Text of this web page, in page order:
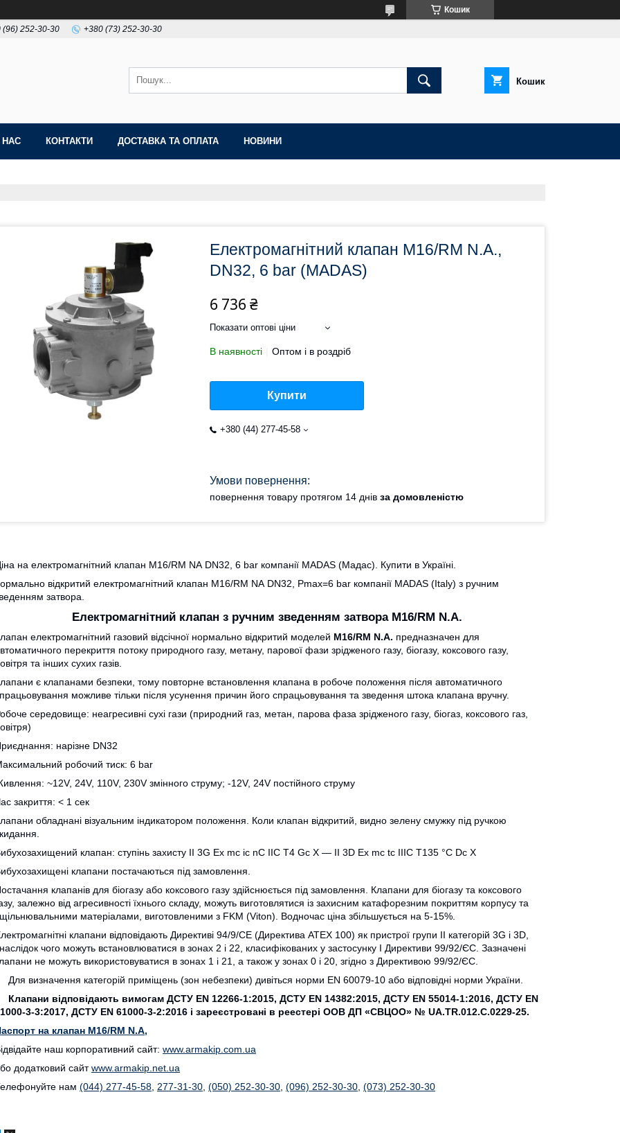
Кошик
(96) 252-30-30 +380 (73) 252-30-30
Кошик
НАС КОНТАКТИ ДОСТАВКА ТА ОПЛАТА НОВИНИ
Електромагнітний клапан M16/RM N.A.,
DN32, 6 bar (MADAS)
6 736 ₴
Показати оптові ціни
В наявності Оптом і в роздріб
Купити
+380 (44) 277-45-58
повернення товару протягом 14 днів за домовленістю
на електромагнітний клапан M16/RM NA DN32, 6 bar компанії MADAS (Мадас). Купити в Україні.
відкритий електромагнітний клапан M16/RM NA DN32, Pmax=6 bar компанії MADAS (Italy) з ручним
затвора.
Електромагнітний клапан з ручним зведенням затвора M16/RM N.A.
електромагнітний газовий відсічної нормально відкритий моделей M16/RM N.A. предназначен для
перекриття потоку природного газу, метану, парової фази зрідженого газу, біогазу, коксового газу,
та інших сухих газів.
є клапанами безпеки, тому повторне встановлення клапана в робоче положення після автоматичного
можливе тільки після усунення причин його спрацьовування та зведення штока клапана вручну.
середовище: неагресивні сухі гази (природний газ, метан, парова фаза зрідженого газу, біогаз, коксового газ,
нарізне DN32
робочий тиск: 6 bar
~12V, 24V, 110V, 230V змінного струму; -12V, 24V постійного струму
закриття: < 1 сек
обладнані візуальним індикатором положення. Коли клапан відкритий, видно зелену смужку під ручкою
клапан: ступінь захисту II 3G Ex mc ic nC IIC T4 Gc X — II 3D Ex mc tc IIIC T135 °C Dc X
клапани постачаються під замовлення.
клапанів для біогазу або коксового газу здійснюється під замовлення. Клапани для біогазу та коксового
залежно від агресивності їхнього складу, можуть виготовлятися із захисним катафорезним покриттям корпусу та
матеріалами, виготовленими з FKM (Viton). Водночас ціна збільшується на 5-15%.
клапани відповідають Директиві 94/9/СЕ (Директива АТЕХ 100) як пристрої групи II категорій 3G і 3D,
чого можуть встановлюватися в зонах 2 і 22, класифікованих у застосунку I Директиви 99/92/ЄС. Зазначені
не можуть використовуватися в зонах 1 і 21, а також у зонах 0 і 20, згідно з Директивою 99/92/ЄС.
Для визначення категорій приміщень (зон небезпеки) дивіться норми EN 60079-10 або відповідні норми України.
Клапани відповідають вимогам ДСТУ EN 12266-1:2015, ДСТУ EN 14382:2015, ДСТУ EN 55014-1:2016, ДСТУ EN
3-3:2017, ДСТУ EN 61000-3-2:2016 і зареєстровані в реестері ООВ ДП «СВЦОО» № UA.TR.012.C.0229-25.
на клапан M16/RM N.A,
наш корпоративний сайт: www.armakip.com.ua
додатковий сайтwww.armakip.net.ua
нам (044) 277-45-58 277-31-30 (050) 252-30-30 (096) 252-30-30 (073) 252-30-30